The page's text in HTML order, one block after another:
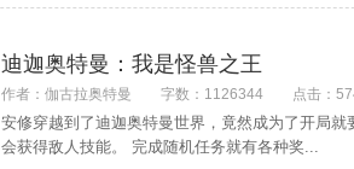
迪迦奥特曼：我是怪兽之王
作者：伽古拉奥特曼 字数：1126344 点击：
安修穿越到了迪迦奥特曼世界，竟然成为了开局
会获得敌人技能。 完成随机任务就有各种奖...